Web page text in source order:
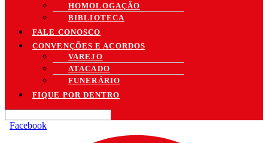
HOMOLOGAÇÃO
BIBLIOTECA
FALE CONOSCO
CONVENÇÕES E ACORDOS
VAREJO
ATACADO
FUNERÁRIO
FIQUE POR DENTRO
Facebook